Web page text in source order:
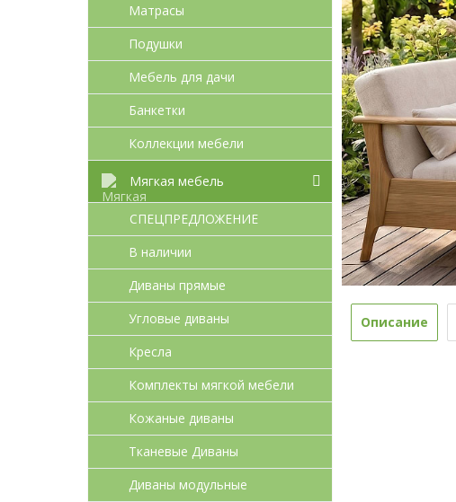
Матрасы
Подушки
Мебель для дачи
Банкетки
Коллекции мебели
Мягкая мебель
СПЕЦПРЕДЛОЖЕНИЕ
В наличии
Диваны прямые
Угловые диваны
Кресла
Комплекты мягкой мебели
Кожаные диваны
Тканевые Диваны
Диваны модульные
Описание